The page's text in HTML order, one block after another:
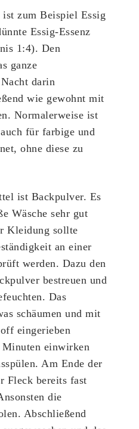
zum Beispiel Essig
Essig-Essenz
1:4). Den
ganze
darin
wie gewohnt mit
Normalerweise ist
für farbige und
ohne diese zu
ist Backpulver. Es
Wäsche sehr gut
Kleidung sollte
an einer
werden. Dazu den
bestreuen und
Das
schäumen und mit
eingerieben
einwirken
Am Ende der
Fleck bereits fast
die
Abschließend